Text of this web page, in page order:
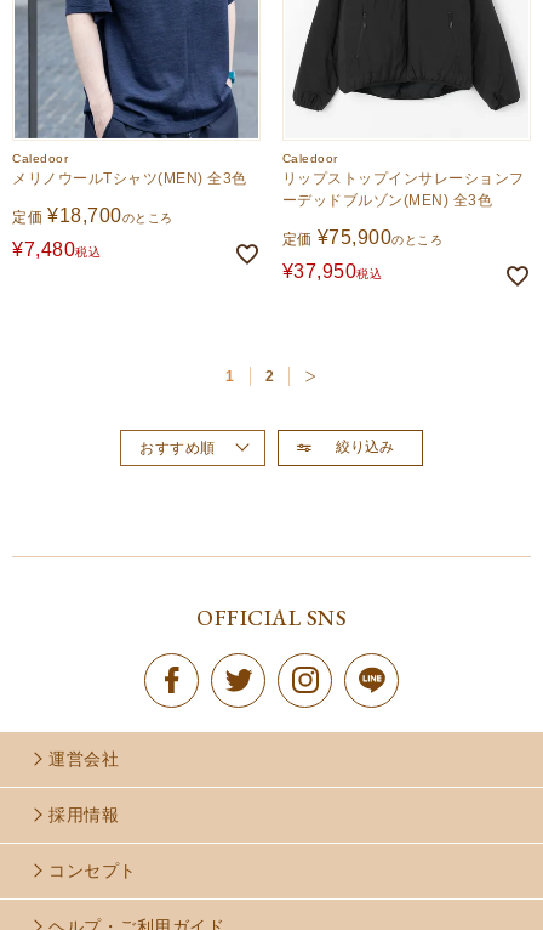
Caledoor
メリノウールTシャツ(MEN) 全3色
定価 ¥18,700のところ
¥7,480税込
Caledoor
リップストップインサレーションフ
ーデッドブルゾン(MEN) 全3色
定価 ¥75,900のところ
¥37,950税込
絞り込み
おすすめ順
1 2
OFFICIAL SNS
運営会社
採用情報
コンセプト
ヘルプ・ご利用ガイド